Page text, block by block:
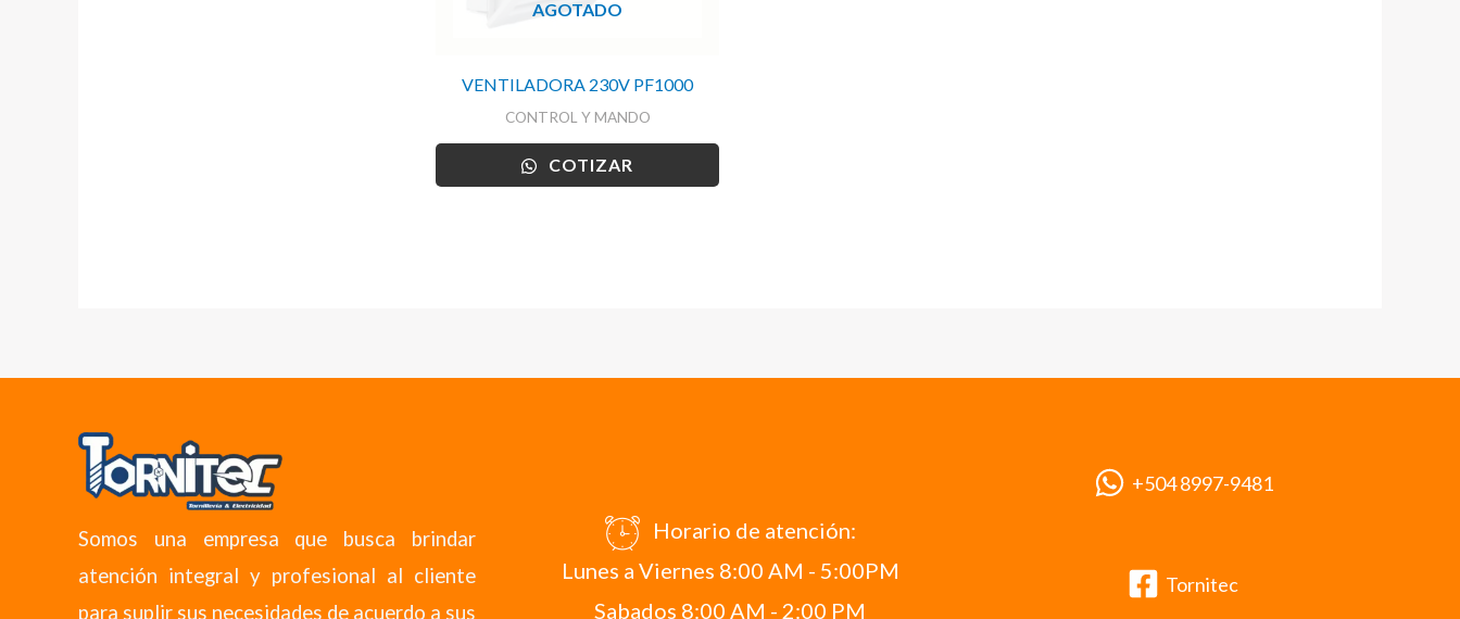
AGOTADO
VENTILADORA 230V PF1000
CONTROL Y MANDO
COTIZAR
Somos una empresa que busca brindar
atención integral y profesional al cliente
para suplir sus necesidades de acuerdo a sus
Horario de atención:
Lunes a Viernes 8:00 AM - 5:00PM
Sabados 8:00 AM - 2:00 PM
+504 8997-9481
Tornitec